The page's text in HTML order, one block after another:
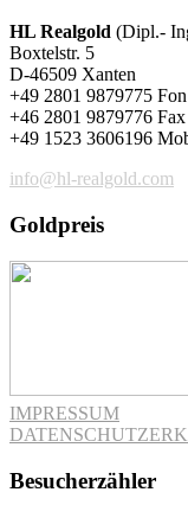
HL Realgold (Dipl.-
Boxtelstr. 5
D-46509 Xanten
+49 2801 9879775 Fon
+46 2801 9879776 Fax
+49 1523 3606196
info@hl-realgold.com
Goldpreis
IMPRESSUM
Besucherzähler